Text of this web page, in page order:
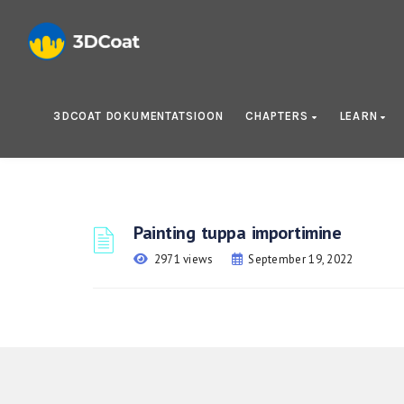
3DCOAT DOKUMENTATSIOON CHAPTERS LEARN
Painting tuppa importimine
2971 views September 19, 2022